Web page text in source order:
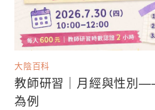
大陰百科
教師研習｜月經與性別
為例